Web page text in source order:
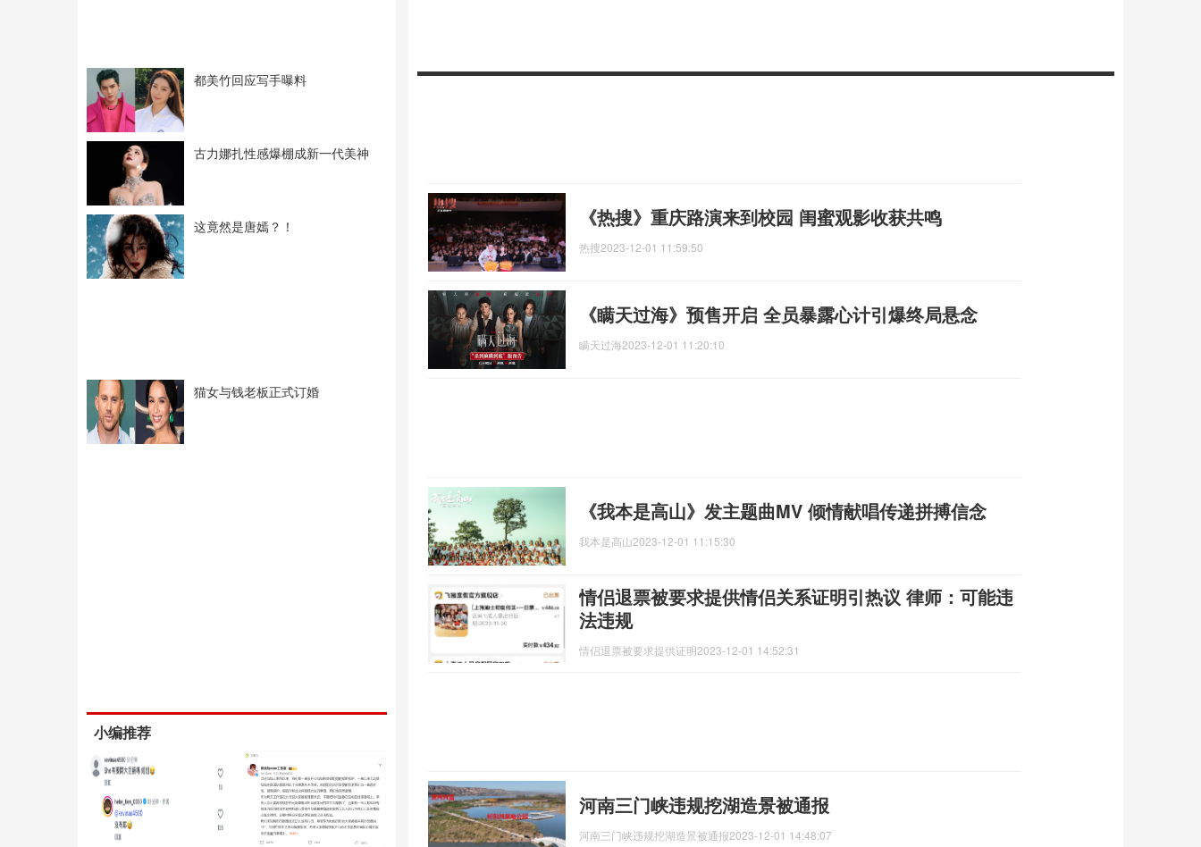
都美竹回应写手曝料
古力娜扎性感爆棚成新一代美神
这竟然是唐嫣？！
猫女与钱老板正式订婚
小编推荐
《热搜》重庆路演来到校园 闺蜜观影收获共鸣
热搜2023-12-01 11:59:50
《瞒天过海》预售开启 全员暴露心计引爆终局悬念
瞒天过海2023-12-01 11:20:10
《我本是高山》发主题曲MV 倾情献唱传递拼搏信念
我本是高山2023-12-01 11:15:30
情侣退票被要求提供情侣关系证明引热议 律师：可能违
法违规
情侣退票被要求提供证明2023-12-01 14:52:31
河南三门峡违规挖湖造景被通报
河南三门峡违规挖湖造景被通报2023-12-01 14:48:07